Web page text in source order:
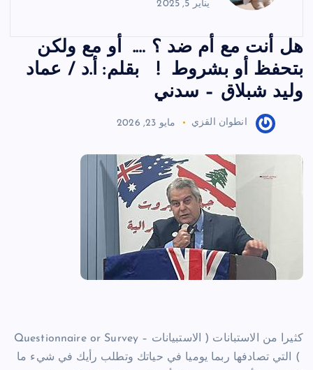
يناير 5, 2025
هل أنت مع أم ضد ؟ …. أو مع ولكن
بتحفظ أو بشروط ! بقلم: أ.د / عماد
وليد شبلاق – سدني
انطوان القزي مايو 23, 2026
كثيرا من الاستبانات ( الاستبيانات – Questionnaire or Survey
) التي تصادفها ربما يوميا في حياتك وتطلب رأيك في شيء ما